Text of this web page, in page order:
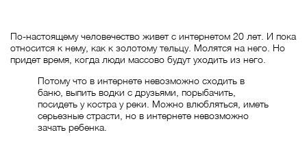
По-настоящему человечество живет с интернетом 20 лет. И пока
относится к нему, как к золотому тельцу. Молятся на него. Но
придет время, когда люди массово будут уходить из него.
Потому что в интернете невозможно сходить в
баню, выпить водки с друзьями, порыбачить,
посидеть у костра у реки. Можно влюбляться, иметь
серьезные страсти, но в интернете невозможно
зачать ребенка.